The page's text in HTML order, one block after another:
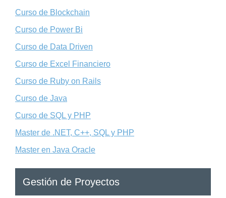
Curso de Blockchain
Curso de Power Bi
Curso de Data Driven
Curso de Excel Financiero
Curso de Ruby on Rails
Curso de Java
Curso de SQL y PHP
Master de .NET, C++, SQL y PHP
Master en Java Oracle
Gestión de Proyectos